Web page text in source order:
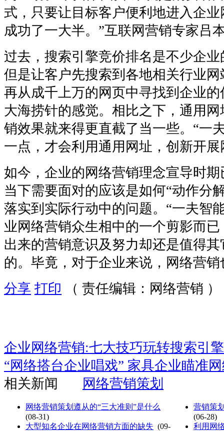
式，只要让目标客户便利地进入企
成功了一大半。”互联网营销专家吕
过去，搜索引擎竞价排名是不少企
但是让客户先搜索到各地相关行业
再从成千上万的网页中寻找到企业
大海捞针的感觉。相比之下，通用
销效果就来得更直截了当一些。“一
一点，才会利用通用网址，创新开
如今，企业的网络营销理念宣导时
当下需要面对的应该是如何“动作分
落实到实际行动中的问题。“一夫智
业网络营销众生相中的一个剪影而
出来的营销意识及努力却还是值得
的。毕竟，对于企业来说，网络营销
分享 打印 （ 责任编辑：网络营销 ）
企业网络营销:七大技巧玩转搜索引擎
“网络搭台企业唱戏” 家具企业瞄准
相关新闻
网络营销策划
网络营销策划遵从的“三大准则”是什么
(08-31)
大型知名企业在网络营销方面的缺失 (09-
营销策
(06-28)
利用网